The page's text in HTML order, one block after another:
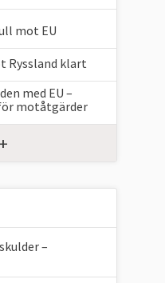
mot EU
Ryssland klart
med EU –
motåtgärder
+
–